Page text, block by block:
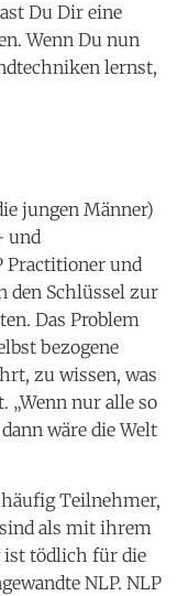
Du Dir eine
Wenn Du nun
lernst,
jungen Männer)
und
Practitioner und
den Schlüssel zur
Das Problem
bezogene
zu wissen, was
„Wenn nur alle so
wäre die Welt
Teilnehmer,
als mit ihrem
ist tödlich für die
NLP. NLP